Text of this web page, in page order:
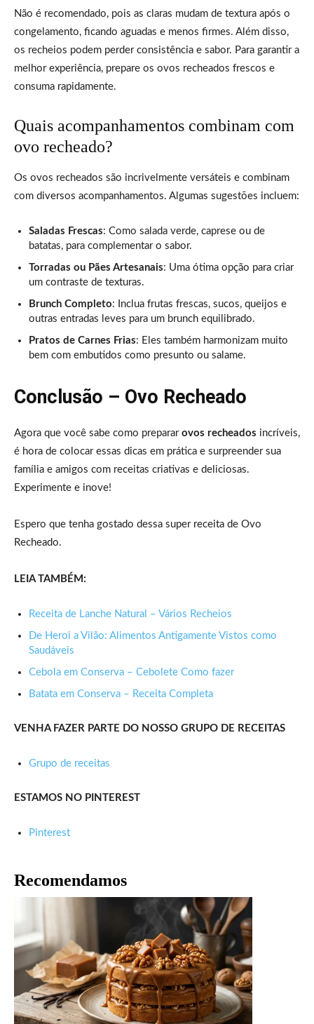
Não é recomendado, pois as claras mudam de textura após o
congelamento, ficando aguadas e menos firmes. Além disso,
os recheios podem perder consistência e sabor. Para garantir a
melhor experiência, prepare os ovos recheados frescos e
consuma rapidamente.
Quais acompanhamentos combinam com
ovo recheado?
Os ovos recheados são incrivelmente versáteis e combinam
com diversos acompanhamentos. Algumas sugestões incluem:
Saladas Frescas: Como salada verde, caprese ou de
batatas, para complementar o sabor.
Torradas ou Pães Artesanais: Uma ótima opção para criar
um contraste de texturas.
Brunch Completo: Inclua frutas frescas, sucos, queijos e
outras entradas leves para um brunch equilibrado.
Pratos de Carnes Frias: Eles também harmonizam muito
bem com embutidos como presunto ou salame.
Conclusão – Ovo Recheado
Agora que você sabe como preparar ovos recheados incríveis,
é hora de colocar essas dicas em prática e surpreender sua
família e amigos com receitas criativas e deliciosas.
Experimente e inove!
Espero que tenha gostado dessa super receita de Ovo
Recheado.
LEIA TAMBÉM:
Receita de Lanche Natural – Vários Recheios
De Heroi a Vilão: Alimentos Antigamente Vistos como
Saudáveis
Cebola em Conserva – Cebolete Como fazer
Batata em Conserva – Receita Completa
VENHA FAZER PARTE DO NOSSO GRUPO DE RECEITAS
Grupo de receitas
ESTAMOS NO PINTEREST
Pinterest
Recomendamos